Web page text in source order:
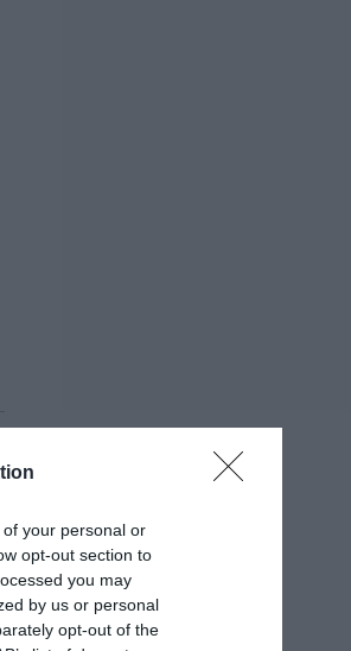
your personal or
opt-out section to
you may
by us or personal
opt-out of the